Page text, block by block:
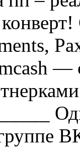
—